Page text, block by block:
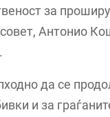
за
Антонио
да се
и за